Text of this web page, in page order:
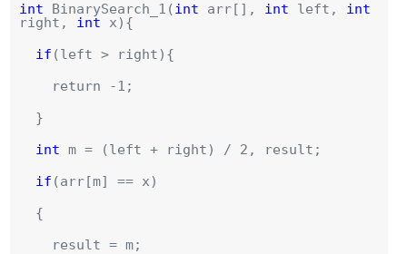
intBinarySearch_1(intarr[],intleft,int
right,intx){
if(left > right){
return -1;
}
intm = (left + right) / 2, result;
if(arr[m] == x)
{
result = m;